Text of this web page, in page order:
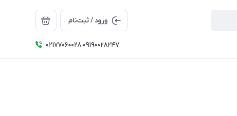
ورود / ثبت‌نام
۰۲۱۷۷۰۶۰۰۲۸ ۰۹۱۹۰۰۲۸۲۴۷